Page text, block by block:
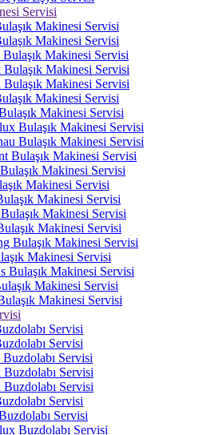
Servisi
Makinesi Servisi
Makinesi Servisi
Bulaşık Makinesi Servisi
Makinesi Servisi
Makinesi Servisi
Makinesi Servisi
Makinesi Servisi
Bulaşık Makinesi Servisi
Bulaşık Makinesi Servisi
Bulaşık Makinesi Servisi
Makinesi Servisi
Makinesi Servisi
Makinesi Servisi
Makinesi Servisi
Makinesi Servisi
Bulaşık Makinesi Servisi
Makinesi Servisi
Bulaşık Makinesi Servisi
Makinesi Servisi
Makinesi Servisi
Servisi
Servisi
Servisi
Servisi
Servisi
Servisi
Servisi
Buzdolabı Servisi